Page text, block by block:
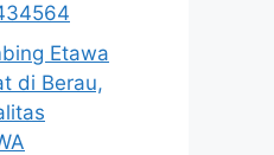
Etawa
di Berau,